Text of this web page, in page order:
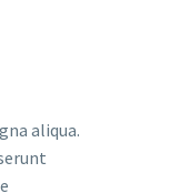
aliqua.